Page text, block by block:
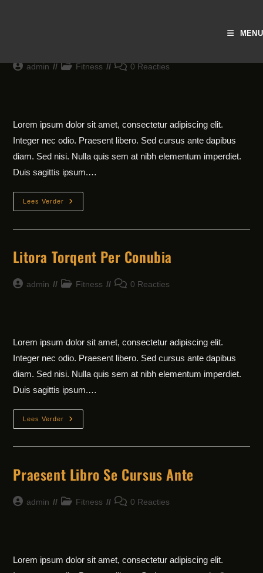
MENU
Berichtadmin Berichtcategorie:
Fitness
Bericht0 Reacties
Lorem ipsum dolor sit amet, consectetur adipiscing elit.
Integer nec odio. Praesent libero. Sed cursus ante dapibus
diam. Sed nisi. Nulla quis sem at nibh elementum imperdiet.
Duis sagittis ipsum.…
Lees Verder
Neque
Adipiscing
Litora Torqent Per Conubia
Berichtadmin Berichtcategorie:
Fitness
Bericht0 Reacties
Lorem ipsum dolor sit amet, consectetur adipiscing elit.
Integer nec odio. Praesent libero. Sed cursus ante dapibus
diam. Sed nisi. Nulla quis sem at nibh elementum imperdiet.
Duis sagittis ipsum.…
Lees Verder
Litora
Torqent
Praesent Libro Se Cursus Ante
Berichtadmin Berichtcategorie:
Fitness
Bericht0 Reacties
Lorem ipsum dolor sit amet, consectetur adipiscing elit.